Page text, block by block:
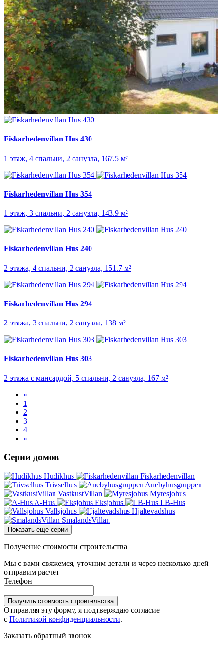
Fiskarhedenvillan Hus 430
1 этаж, 4 спальни, 2 санузла, 167.5 м²
Fiskarhedenvillan Hus 354
1 этаж, 3 спальни, 2 санузла, 143.9 м²
Fiskarhedenvillan Hus 240
2 этажа, 4 спальни, 2 санузла, 151.7 м²
Fiskarhedenvillan Hus 294
2 этажа, 3 спальни, 2 санузла, 138 м²
Fiskarhedenvillan Hus 303
2 этажа с мансардой, 5 спальни, 2 санузла, 167 м²
«
1
2
3
4
»
Серии домов
Hudikhus
Fiskarhedenvillan
Trivselhus
Anebyhusgruppen
VastkustVillan
Myresjohus
A-Hus
Eksjohus
LB-Hus
Vallsjohus
Hjaltevadshus
SmalandsVillan
Показать еще серии
Получение стоимости строительства
Мы с вами свяжемся, уточним детали и через несколько дней
отправим расчет
Телефон
Получить стоимость строительства
Отправляя эту форму, я подтверждаю согласие
с Политикой конфиденциальности.
Заказать обратный звонок